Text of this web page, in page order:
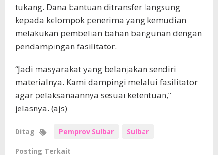
tukang. Dana bantuan ditransfer langsung
kepada kelompok penerima yang kemudian
melakukan pembelian bahan bangunan dengan
pendampingan fasilitator.
“Jadi masyarakat yang belanjakan sendiri
materialnya. Kami dampingi melalui fasilitator
agar pelaksanaannya sesuai ketentuan,”
jelasnya. (ajs)
Ditag Pemprov Sulbar Sulbar
Posting Terkait